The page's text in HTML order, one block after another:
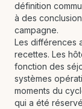
définition
à des
campagne.
Les différences
recettes. Les
fonction des
systèmes
moments du
qui a été